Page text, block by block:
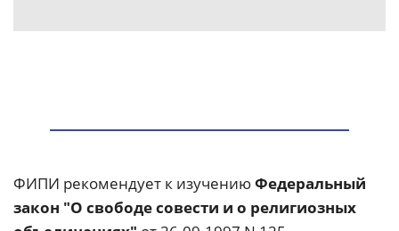
ФИПИ рекомендует к изучениюФедеральный
закон "О свободе совести и о религиозных